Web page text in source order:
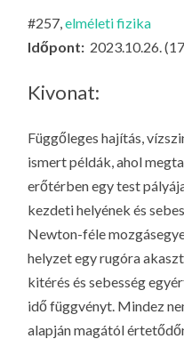
#257,elméleti fizika
Időpont: 2023.10.26.
Kivonat:
Függőleges hajítás,
ismert példák, ahol
erőtérben egy test
kezdeti helyének és
Newton-féle
helyzet egy rugóra
kitérés és sebesség
idő függvényt. Mindez
alapján magától